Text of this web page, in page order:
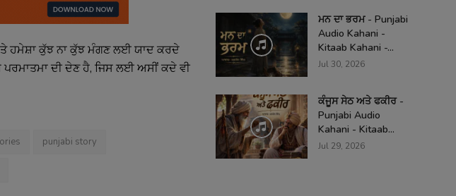
ਹਮੇਸ਼ਾਕੁੱਝਨਾਕੁੱਝਮੰਗਣਲਈਯਾਦਕਰਦੇ
ਪਰਮਾਤਮਾਦੀਦੇਣਹੈ, ਜਿਸਲਈਅਸੀਂਕਦੇਵੀ
punjabi story
ਮਨ ਦਾ ਭਰਮ - Punjabi
Audio Kahani -
Kitaab Kahani -...
Jul 30, 2026
ਕੰਜੂਸ ਸੇਠ ਅਤੇ ਫਕੀਰ -
Punjabi Audio
Kahani - Kitaab...
Jul 29, 2026